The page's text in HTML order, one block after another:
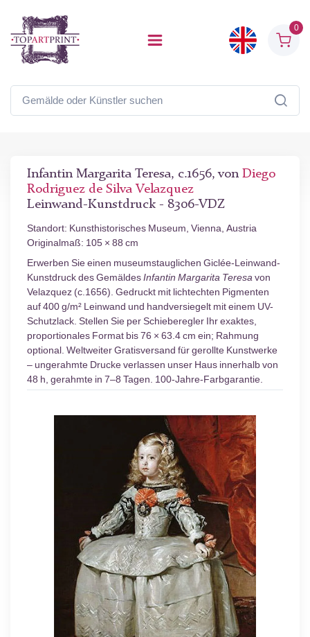
0
Infantin Margarita Teresa, c.1656, von Diego
Rodriguez de Silva Velazquez
Leinwand-Kunstdruck - 8306-VDZ
Standort: Kunsthistorisches Museum, Vienna, Austria
Originalmaß: 105 × 88 cm
Erwerben Sie einen museumstauglichen Giclée-Leinwand-
Kunstdruck des GemäldesInfantin Margarita Teresavon
Velazquez (c.1656). Gedruckt mit lichtechten Pigmenten
auf 400 g/m² Leinwand und handversiegelt mit einem UV-
Schutzlack. Stellen Sie per Schieberegler Ihr exaktes,
proportionales Format bis 76 × 63.4 cm ein; Rahmung
optional. Weltweiter Gratisversand für gerollte Kunstwerke
– ungerahmte Drucke verlassen unser Haus innerhalb von
48 h, gerahmte in 7–8 Tagen. 100-Jahre-Farbgarantie.